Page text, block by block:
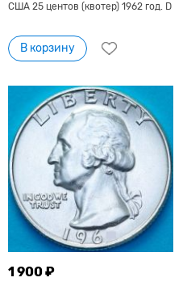
США 25 центов (квотер) 1962 год. D
В корзину
1 900 ₽